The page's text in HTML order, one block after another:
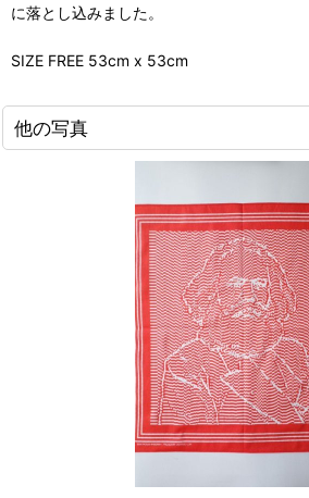
に落とし込みました。
SIZE FREE 53cm x 53cm
他の写真